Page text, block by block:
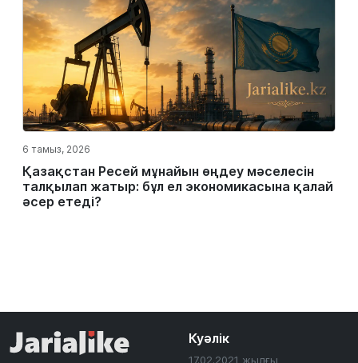
6 тамыз, 2026
Қазақстан Ресей мұнайын өңдеу мәселесін
талқылап жатыр: бұл ел экономикасына қалай
әсер етеді?
Куәлік
17.02.2021 жылғы